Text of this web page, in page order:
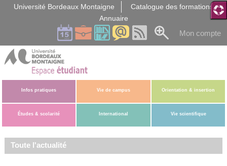
Université Bordeaux Montaigne
Catalogue des formations
Annuaire
Mon compte
Infos pratiques Vie de campus Orientation & insertion
Études & scolarité International Vie scientifique
Toute l'actualité
Gestion des cookies